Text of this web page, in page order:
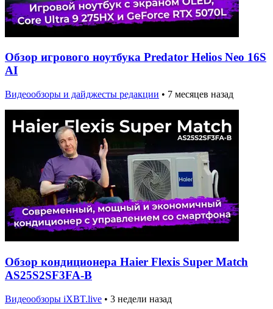
Обзор игрового ноутбука Predator Helios Neo 16S
AI
Видеообзоры и дайджесты редакции • 7 месяцев назад
Обзор кондиционера Haier Flexis Super Match
AS25S2SF3FA-B
Видеообзоры iXBT.live • 3 недели назад